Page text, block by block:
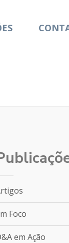
Foco
em Ação